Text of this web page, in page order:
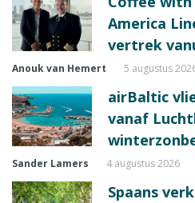
America
vertrek
Anouk van Hemert 5 augustus
airBaltic
vanaf
Sander Lamers 4 augustus 2026
Spaans